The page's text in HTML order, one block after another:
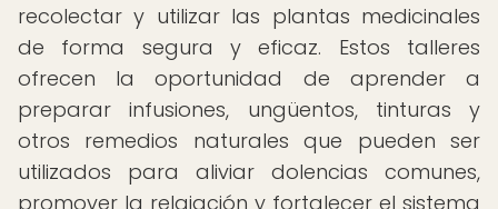
recolectar y utilizar las plantas medicinales
de forma segura y eficaz. Estos talleres
ofrecen la oportunidad de aprender a
preparar infusiones, ungüentos, tinturas y
otros remedios naturales que pueden ser
utilizados para aliviar dolencias comunes,
promover la relajación y fortalecer el sistema